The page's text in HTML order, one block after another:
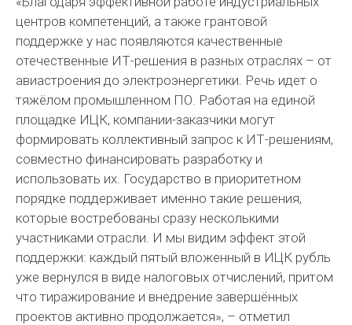
центров компетенций, а также грантовой
поддержке у нас появляются качественные
отечественные ИТ-решения в разных отраслях – от
авиастроения до электроэнергетики. Речь идет о
тяжёлом промышленном ПО. Работая на единой
площадке ИЦК, компании-заказчики могут
формировать коллективный запрос к ИТ-решениям,
совместно финансировать разработку и
использовать их. Государство в приоритетном
порядке поддерживает именно такие решения,
которые востребованы сразу несколькими
участниками отрасли. И мы видим эффект этой
поддержки: каждый пятый вложенный в ИЦК рубль
уже вернулся в виде налоговых отчислений, притом
что тиражирование и внедрение завершённых
проектов активно продолжается», – отметил